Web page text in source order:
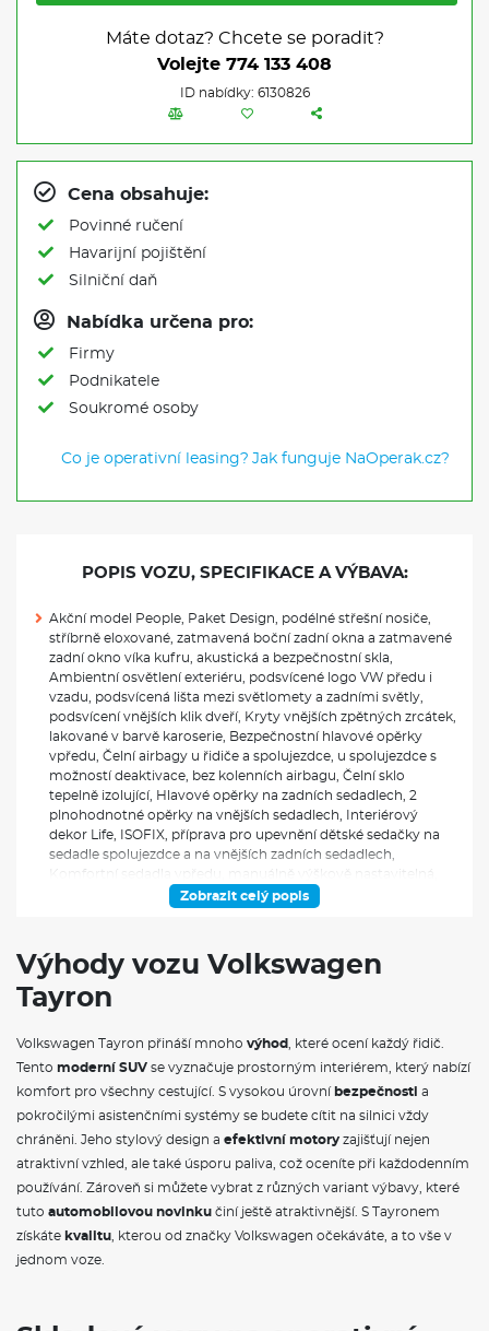
Máte dotaz? Chcete se poradit?
Volejte 774 133 408
ID nabídky: 6130826
Cena obsahuje:
Povinné ručení
Havarijní pojištění
Silniční daň
Nabídka určena pro:
Firmy
Podnikatele
Soukromé osoby
Co je operativní leasing? Jak funguje NaOperak.cz?
POPIS VOZU, SPECIFIKACE A VÝBAVA:
Akční model People, Paket Design, podélné střešní nosiče,
stříbrně eloxované, zatmavená boční zadní okna a zatmavené
zadní okno víka kufru, akustická a bezpečnostní skla,
Ambientní osvětlení exteriéru, podsvícené logo VW předu i
vzadu, podsvícená lišta mezi světlomety a zadními světly,
podsvícení vnějších klik dveří, Kryty vnějších zpětných zrcátek,
lakované v barvě karoserie, Bezpečnostní hlavové opěrky
vpředu, Čelní airbagy u řidiče a spolujezdce, u spolujezdce s
možností deaktivace, bez kolenních airbagu, Čelní sklo
tepelně izolující, Hlavové opěrky na zadních sedadlech, 2
plnohodnotné opěrky na vnějších sedadlech, Interiérový
dekor Life, ISOFIX, příprava pro upevnění dětské sedačky na
sedadle spolujezdce a na vnějších zadních sedadlech,
pneumaticky nastavitelné bederní opěrky vpředu, Loketní
Tříbodové bezpečnostní pásy, vpředu a vzadu, vpředu s
výškovým nastavením a předepínači, signalizace nezapnutých
bezpečnostních pásů (grafická a akustická), Vnitřní zpětné
zrcátko, s automatickou clonou, 12V zásuvka vpředu, 12V
Adaptivní tempomat ACC, automatická regulace bezpečného
odstupu od vpředu jedoucího vozidel, s prediktivní regulací
rychlosti a omezovačem rychlosti, s funkcí "stop & go",
Ambientní osvětlení interiéru, výběr z 10 barev, Asistent
rozjezdu do kopce, Automatická klimatizace Climatronic,
3zónová, automatická regulace, nastavení teploty oddělené
pro řidiče, spolujezdce a pasažéry vzadu, senzor kvality
vnějšího vzduchu s automatickým přepnutím na vnitřní
cirkulaci, Bezpečnostní systém rozpoznávání chodců, Boční
airbagy vpředu a vzadu, s hlavovými airbagy vpředu, se
Elektromechanická parkovací brzda, s funkcí Auto Hold,
Cross Traffic Alert, asistent vjezdu do křižovatky, Keyless Start,
Zobrazit celý popis
Výhody vozu Volkswagen
Tayron
Volkswagen Tayron přináší mnoho výhod, které ocení každý řidič.
Tento moderní SUV se vyznačuje prostorným interiérem, který nabízí
komfort pro všechny cestující. S vysokou úrovní bezpečnosti a
pokročilými asistenčními systémy se budete cítit na silnici vždy
chráněni. Jeho stylový design a efektivní motory zajišťují nejen
atraktivní vzhled, ale také úsporu paliva, což oceníte při každodenním
používání. Zároveň si můžete vybrat z různých variant výbavy, které
tuto automobilovou novinku činí ještě atraktivnější. S Tayronem
získáte kvalitu, kterou od značky Volkswagen očekáváte, a to vše v
jednom voze.